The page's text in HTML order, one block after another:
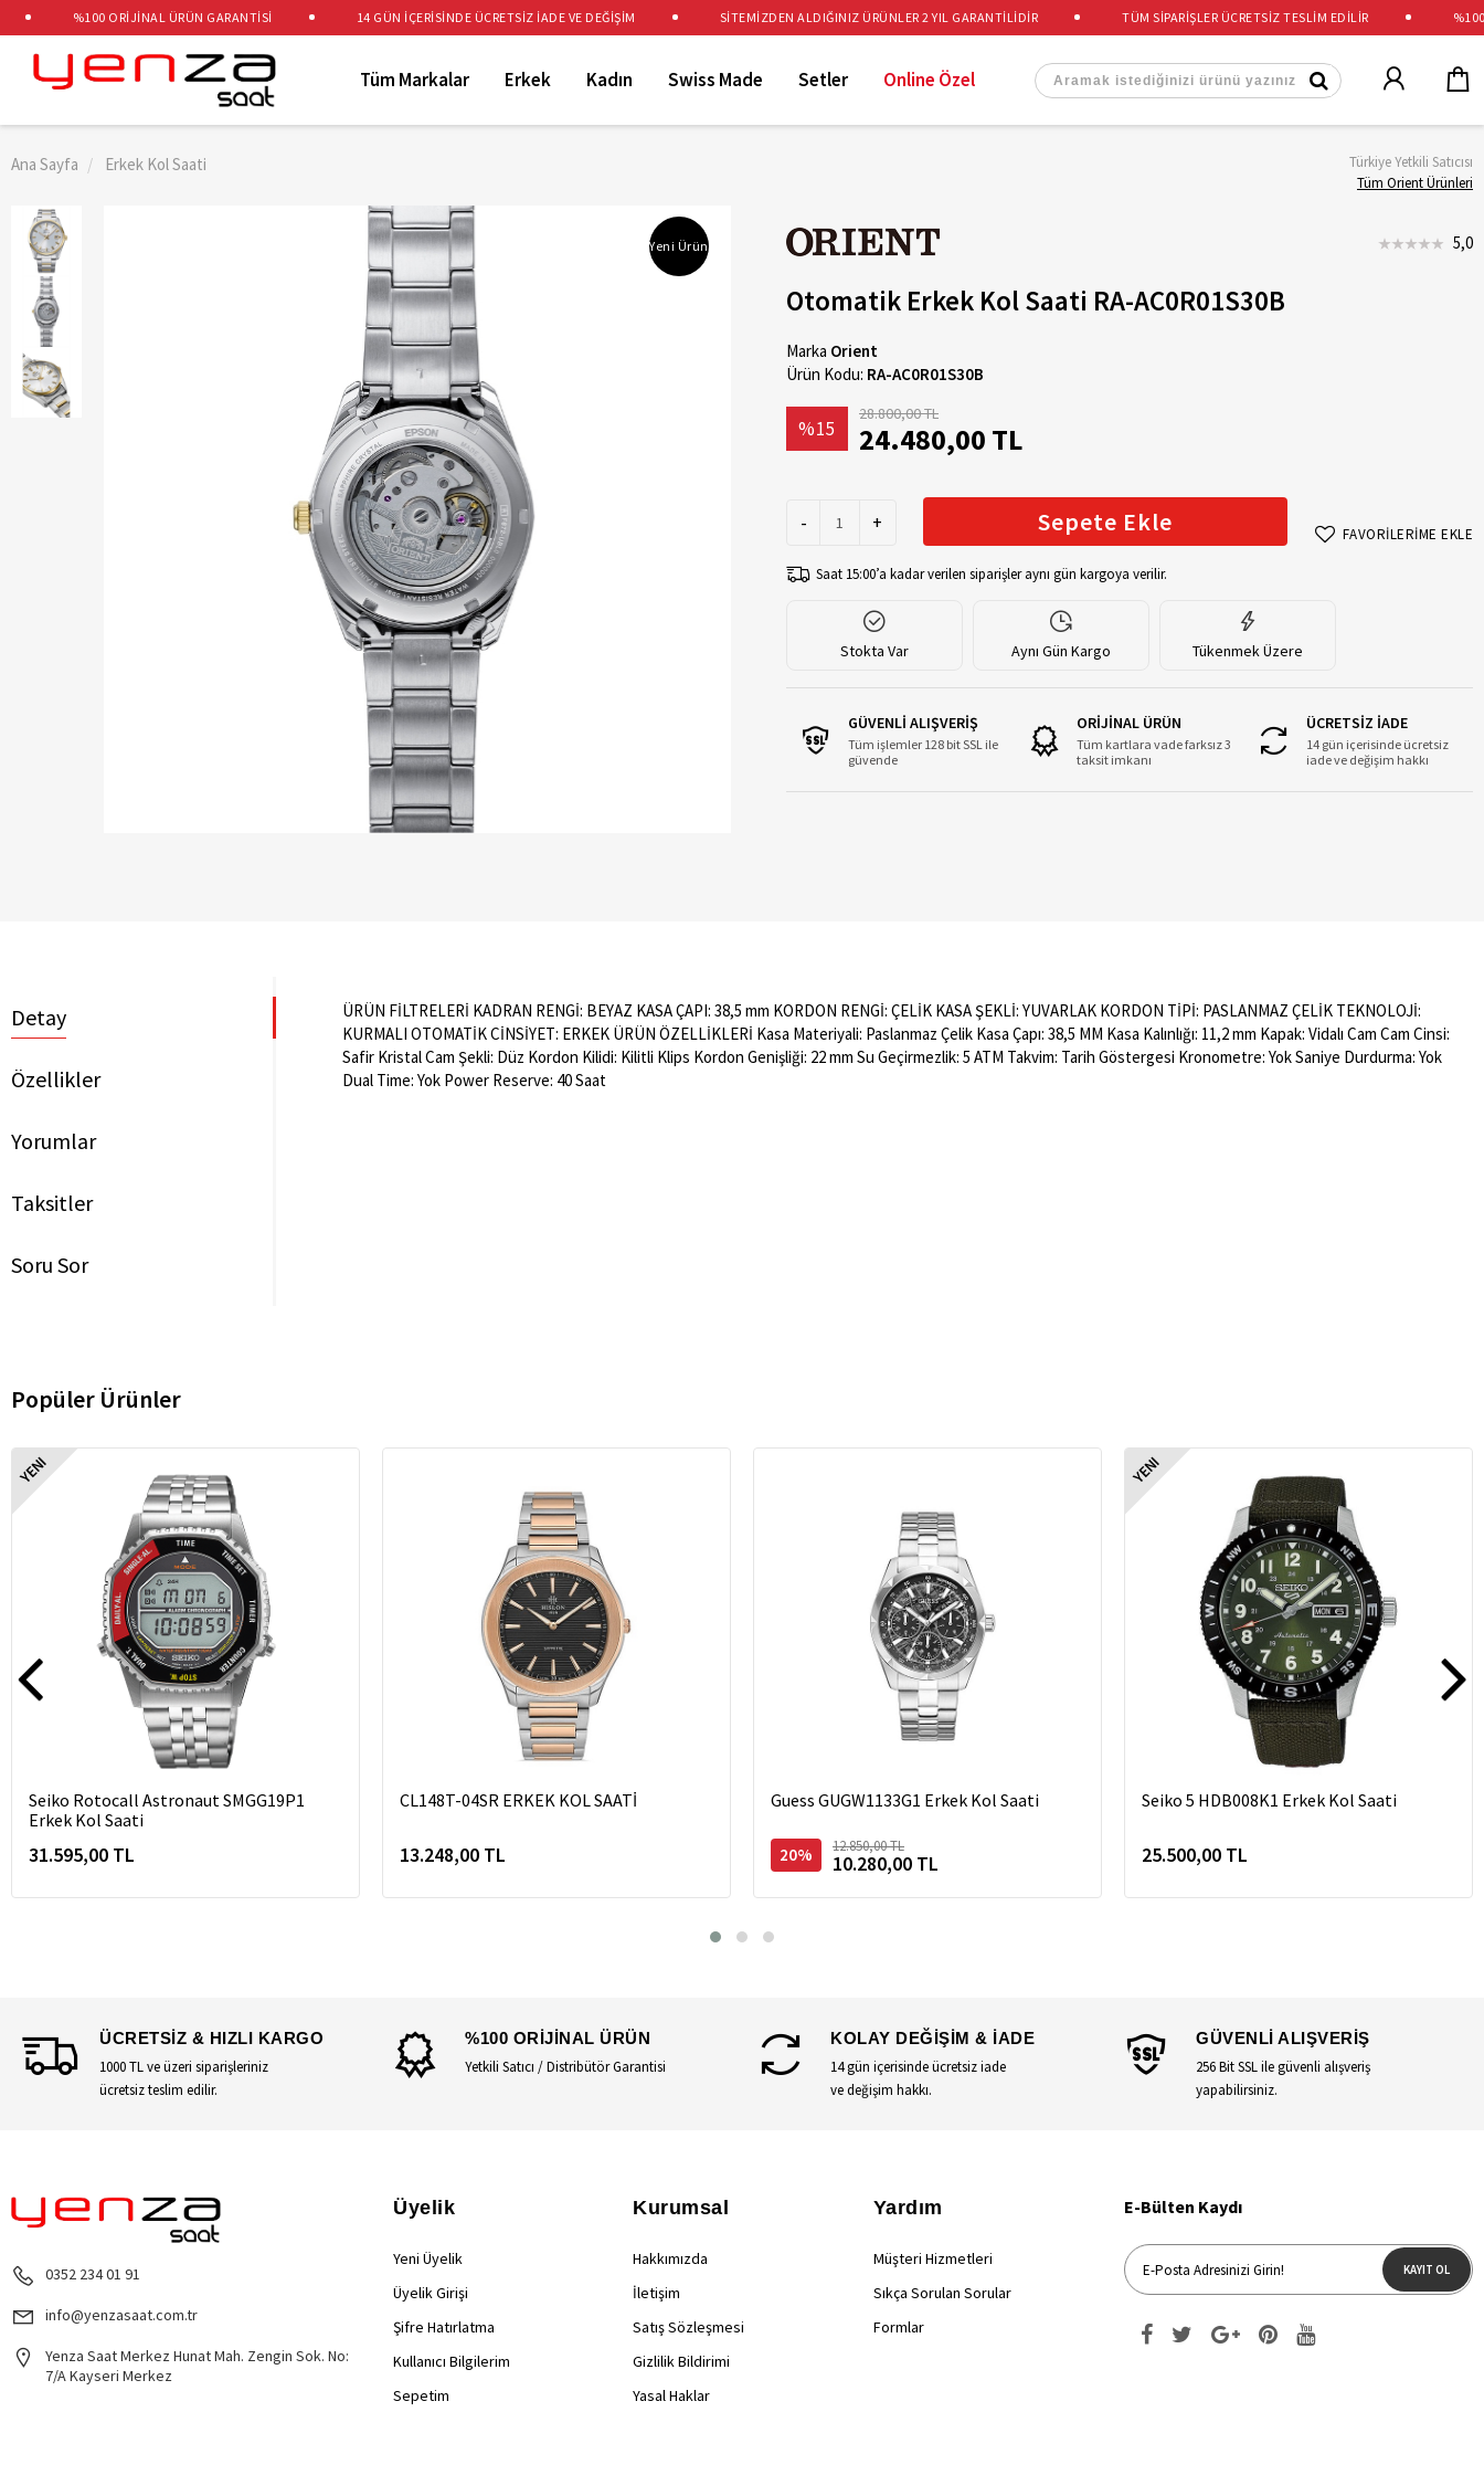
TÜM SİPARİŞLER ÜCRETSİZ TESLİM EDİLİR %100
%100 ORİJİNAL ÜRÜN GARANTİSİ 14 GÜN İÇERİSİNDE ÜCRETSİZ İADE VE DEĞİŞİM SİTEMİZDEN ALDIĞINIZ ÜRÜNLER 2 YIL GARANTİLİDİR
Tüm Markalar Erkek Kadın Swiss Made Setler Online Özel
Ana Sayfa Erkek Kol Saati
Türkiye Yetkili Satıcısı
Tüm Orient Ürünleri
Yeni Ürün 5,0
Otomatik Erkek Kol Saati RA-AC0R01S30B
Marka Orient
Ürün Kodu: RA-AC0R01S30B
%15
28.800,00 TL
24.480,00 TL
- + Sepete Ekle FAVORİLERİME EKLE
Saat 15:00’a kadar verilen siparişler aynı gün kargoya verilir.
Stokta Var Aynı Gün Kargo Tükenmek Üzere
GÜVENLİ ALIŞVERİŞ
Tüm işlemler 128 bit SSL ile
güvende
ORİJİNAL ÜRÜN
Tüm kartlara vade farksız 3
taksit imkanı
ÜCRETSİZ İADE
14 gün içerisinde ücretsiz
iade ve değişim hakkı
Detay
Özellikler
Yorumlar
Taksitler
Soru Sor
ÜRÜN FİLTRELERİ KADRAN RENGİ: BEYAZ KASA ÇAPI: 38,5 mm KORDON RENGİ: ÇELİK KASA ŞEKLİ: YUVARLAK KORDON TİPİ: PASLANMAZ ÇELİK TEKNOLOJİ:
KURMALI OTOMATİK CİNSİYET: ERKEK ÜRÜN ÖZELLİKLERİ Kasa Materiyali: Paslanmaz Çelik Kasa Çapı: 38,5 MM Kasa Kalınlığı: 11,2 mm Kapak: Vidalı Cam Cam Cinsi:
Safir Kristal Cam Şekli: Düz Kordon Kilidi: Kilitli Klips Kordon Genişliği: 22 mm Su Geçirmezlik: 5 ATM Takvim: Tarih Göstergesi Kronometre: Yok Saniye Durdurma: Yok
Dual Time: Yok Power Reserve: 40 Saat
Popüler Ürünler
YENI
Seiko Rotocall Astronaut SMGG19P1
Erkek Kol Saati
31.595,00 TL
CL148T-04SR ERKEK KOL SAATİ
13.248,00 TL
Guess GUGW1133G1 Erkek Kol Saati
20% 12.850,00 TL
10.280,00 TL
YENI
Seiko 5 HDB008K1 Erkek Kol Saati
25.500,00 TL
ÜCRETSİZ & HIZLI KARGO
1000 TL ve üzeri siparişleriniz
ücretsiz teslim edilir.
%100 ORİJİNAL ÜRÜN
Yetkili Satıcı / Distribütör Garantisi
KOLAY DEĞİŞİM & İADE
14 gün içerisinde ücretsiz iade
ve değişim hakkı.
GÜVENLİ ALIŞVERİŞ
256 Bit SSL ile güvenli alışveriş
yapabilirsiniz.
0352 234 01 91
info@yenzasaat.com.tr
Yenza Saat Merkez Hunat Mah. Zengin Sok. No:
7/A Kayseri Merkez
Üyelik
Yeni Üyelik
Üyelik Girişi
Şifre Hatırlatma
Kullanıcı Bilgilerim
Sepetim
Kurumsal
Hakkımızda
İletişim
Satış Sözleşmesi
Gizlilik Bildirimi
Yasal Haklar
Yardım
Müşteri Hizmetleri
Sıkça Sorulan Sorular
Formlar
E-Bülten Kaydı
KAYIT OL